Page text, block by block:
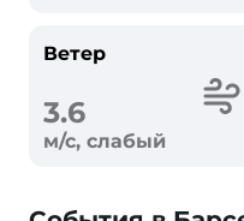
Ветер
3.6
м/с, слабый